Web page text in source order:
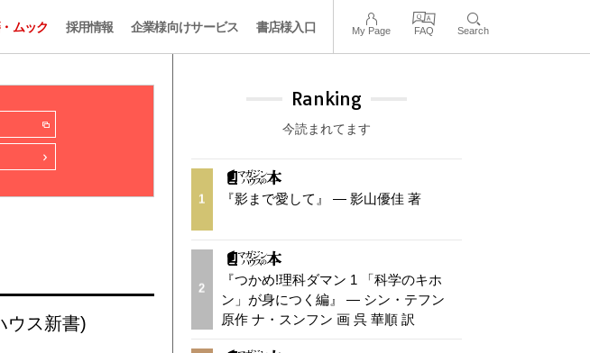
ムック 採用情報 企業様向けサービス 書店様入口 My Page FAQ Search
ウス新書)
Ranking
今読まれてます
1 『影まで愛して』 — 影山優佳 著
2
『つかめ!理科ダマン 1 「科学のキホ
ン」が身につく編』 — シン・テフン
原作 ナ・スンフン 画 呉 華順 訳